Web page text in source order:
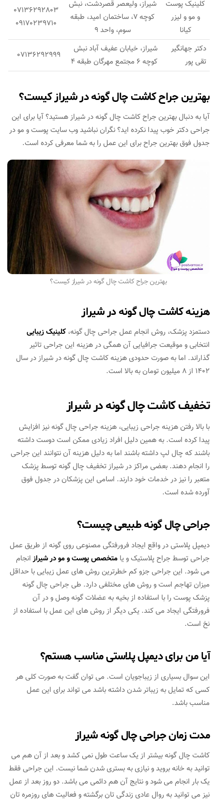
کلینیک پوست
و مو و لیزر
کیانا
شیراز، ولیعصر قصردشت، نبش
کوچه 7، ساختمان امید، طبقه
سوم، واحد 9
07136292803
09170239710
دکتر جهانگیر
تقی پور
شیراز، خیابان عفیف آباد نبش
کوچه 6 مجتمع مهرگان طبقه 4
07136292999
بهترین جراح کاشت چال گونه در شیراز کیست؟
آیا به دنبال بهترین جراح کاشت چال گونه در شیراز هستید؟ آیا برای این
جراحی دکتر خوب پیدا نکرده اید؟ نگران نباشید وب سایت پوست و مو در
جدول فوق بهترین جراح برای این عمل را به شما معرفی کرده است.
بهترین جراح کاشت چال گونه در شیراز کیست؟
هزینه کاشت چال گونه در شیراز
دستمزد پزشک، روش انجام عمل جراحی چال گونه، کلینیک زیبایی
انتخابی و موقیعت جرافیایی آن همگی در هزینه این جراحی تاثیر
گذاراند. اما به صورت حدودی هزینه کاشت چال گونه در شیراز در سال
1402 از 8 میلیون تومان به بالا است.
تخفیف کاشت چال گونه در شیراز
با بالا رفتن هزینه جراحی زیبایی، هزینه جراحی چال گونه نیز افزایش
پیدا کرده است. به همین دلیل افراد زیادی ممکن است دوست داشته
باشند که چال لپ داشته باشند اما به دلیل هزینه آن نتوانند این جراحی
را انجام دهند. بعضی مراکز در شیراز تخفیف چال گونه توسط پزشک
متعبر را نیز در خدمات خود دارند. اسامی این پزشکان در جدول فوق
آورده شده است.
جراحی چال گونه طبیعی چیست؟
دیمپل پلاستی در واقع ایجاد فرورفتگی مصنوعی روی گونه از طریق عمل
جراحی توسط جراح پلاستیک و یا متخصص پوست و مو در شیرازانجام
می شود. این جراحی جزو کم خطرترین روش های عمل زیبایی با حداقل
میزان تهاجم است و روش های مختلفی دارد. طی جراحی چال گونه
پزشک پوست را با استفاده از بخیه به عضلات گونه وصل و در آن
فرورفتگی ایجاد می کند. یکی دیگر از روش های این عمل با استفاده از
نخ است.
آیا من برای دیمپل‌ پلاستی مناسب هستم؟
این سوال بسیاری از زیباجویان است. می توان گفت به صورت کلی هر
کسی که تمایل به زیباتر شدن داشته باشد می تواند برای این عمل
مناسب باشد.
مدت زمان جراحی چال گونه شیراز
کاشت چال گونه بیشتر از یک ساعت طول نمی کشد و بعد از آن هم می
توانید به خانه بروید و نیازی به بستری شدن شما نیست. این جراحی فقط
یک بار انجام می شود و نتایج آن هم دائمی می باشد. دو روز بعد از عمل
نیز می توانید به روال عادی زندگی تان برگشته و فعالیت های روزمره تان